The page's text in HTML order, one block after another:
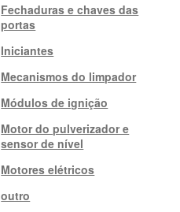
Fechaduras e chaves das
portas
Iniciantes
Mecanismos do limpador
Módulos de ignição
Motor do pulverizador e
sensor de nível
Motores elétricos
outro